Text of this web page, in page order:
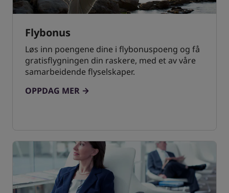
Flybonus
Løs inn poengene dine i flybonuspoeng og få
gratisflygningen din raskere, med et av våre
samarbeidende flyselskaper.
OPPDAG MER